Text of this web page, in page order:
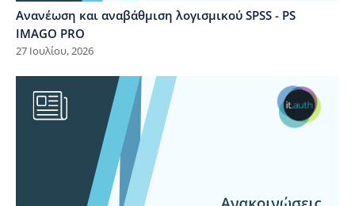
Ανανέωση και αναβάθμιση λογισμικού SPSS - PS
IMAGO PRO
27 Ιουλίου, 2026